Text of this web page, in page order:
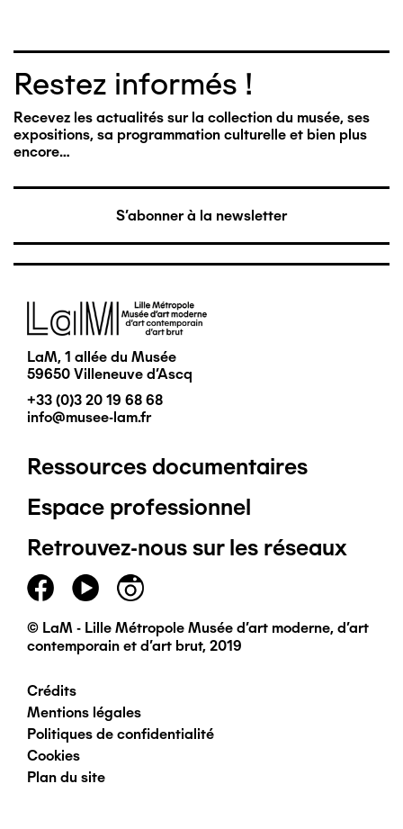
Restez informés !
Recevez les actualités sur la collection du musée, ses
expositions, sa programmation culturelle et bien plus
encore…
S'abonner à la newsletter
Image
LaM, 1 allée du Musée
59650 Villeneuve d'Ascq
+33 (0)3 20 19 68 68
info@musee-lam.fr
Pied
de
page
principal
Ressources documentaires
Espace professionnel
Retrouvez-nous sur les réseaux
© LaM - Lille Métropole Musée d'art moderne, d'art
contemporain et d'art brut, 2019
Pied
de
page
Crédits
Mentions légales
Politiques de confidentialité
Cookies
Plan du site